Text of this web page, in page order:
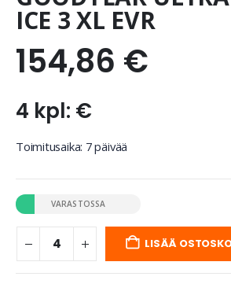
ICE 3 XL EVR
154,86 €
4 kpl: €
Toimitusaika: 7 päivää
VARASTOSSA
LISÄÄ